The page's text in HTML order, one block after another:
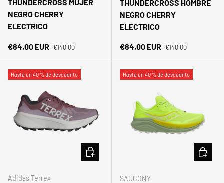
THUNDERCROSS MUJER
NEGRO CHERRY
ELECTRICO
Precio de venta
€84,00 EUR Precio normal
€140,00
THUNDERCROSS HOMBRE
NEGRO CHERRY
ELECTRICO
Precio de venta
€84,00 EUR Precio normal
€140,00
Hasta un 40 % de descuento
Adidas Terrex
ELEGIR OPCIONES
Hasta un 40 % de descuento
SAUCONY
ELEGIR